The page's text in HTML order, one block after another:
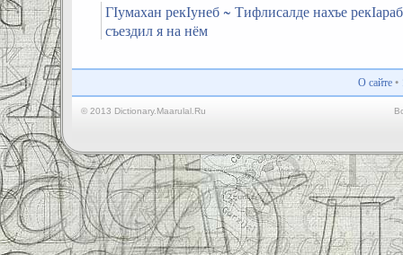
ГІумахан рекІунеб ~ Тифлисалде нахъе
съездил я на нём
О сайте•
© 2013 Dictionary.Maarulal.Ru